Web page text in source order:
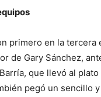
primero en la tercera
de Gary Sánchez,
que llevó al plato
pegó un sencillo